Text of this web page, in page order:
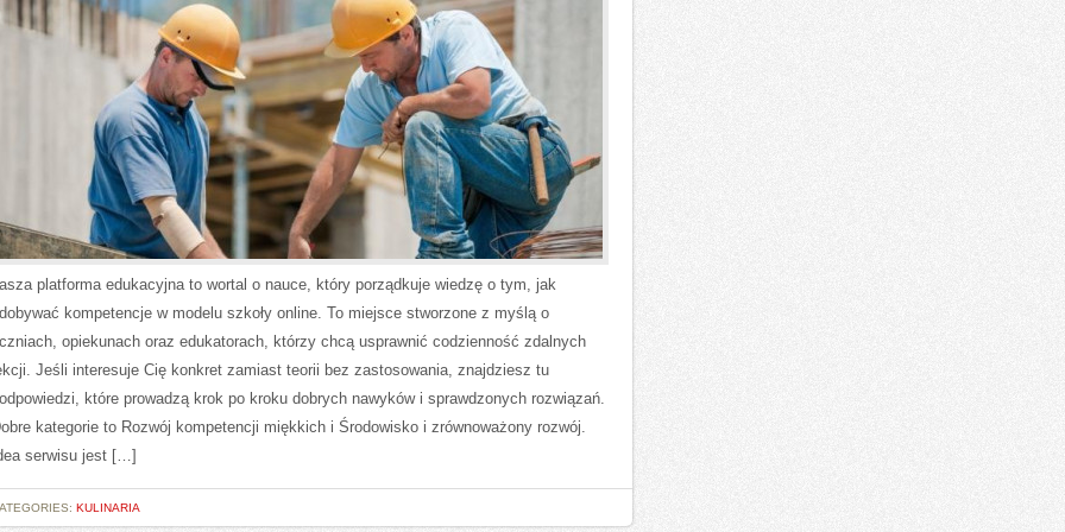
platforma edukacyjna to wortal o nauce, który porządkuje wiedzę o tym, jak
kompetencje w modelu szkoły online. To miejsce stworzone z myślą o
opiekunach oraz edukatorach, którzy chcą usprawnić codzienność zdalnych
Jeśli interesuje Cię konkret zamiast teorii bez zastosowania, znajdziesz tu
które prowadzą krok po kroku dobrych nawyków i sprawdzonych rozwiązań.
kategorie to Rozwój kompetencji miękkich i Środowisko i zrównoważony rozwój.
serwisu jest […]
KULINARIA